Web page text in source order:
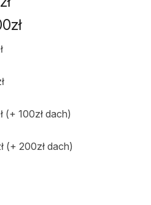
100zł dach)
(+ 200zł dach)